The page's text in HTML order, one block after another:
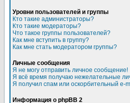
Уровни пользователей и группы
Кто такие администраторы?
Кто такие модераторы?
Что такое группы пользователей?
Как мне вступить в группу?
Как мне стать модератором группы?
Личные сообщения
Я не могу отправить личное сообщение!
Я всё время получаю нежелательные
Я получил спам или оскорбительный e-
Информация о phpBB 2